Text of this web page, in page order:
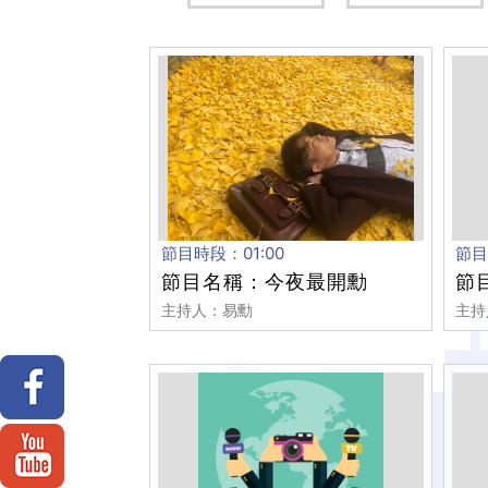
節目時段：01:00
節目名稱：今夜最開勳
主持人：易勳
節
節
主